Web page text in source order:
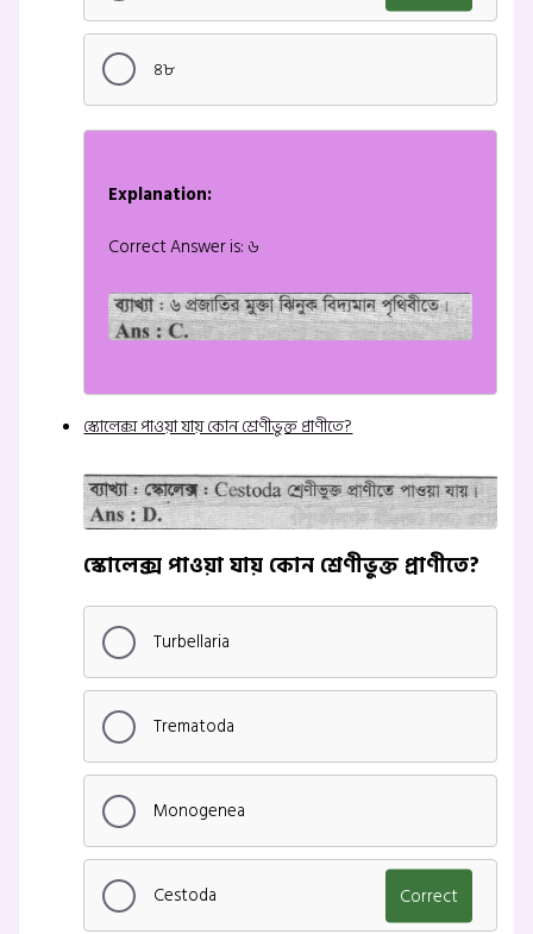
৪৮
Explanation:
Correct Answer is: ৬
স্কোলেক্স পাওয়া যায় কোন শ্রেণীভুক্ত প্রাণীতে?
স্কোলেক্স পাওয়া যায় কোন শ্রেণীভুক্ত প্রাণীতে?
Turbellaria
Trematoda
Monogenea
Cestoda Correct